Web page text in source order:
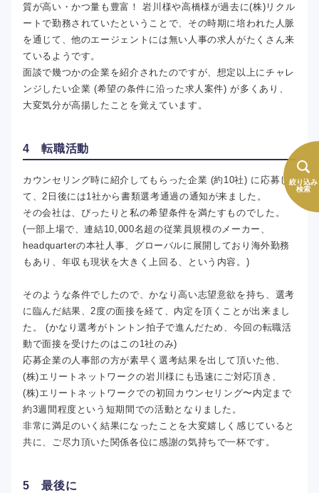
絞り込み
検索
質が高い・かつ量も豊富！ 岩川様や高橋様が過去に(株)リクル
ートで勤務されていたということで、その時期に培われた人脈
を通じて、他のエージェントには無い人事の求人がたくさん来
ているようです。
面談で幾つかの企業を紹介されたのですが、想定以上にチャレ
ンジしたい企業 (希望の条件に沿った求人案件) が多くあり、
大変気分が高揚したことを覚えています。
4 転職活動
カウンセリング時に紹介してもらった企業 (約10社) に応募し
て、2日後には1社から書類選考通過の通知が来ました。
その会社は、ぴったりと私の希望条件を満たすものでした。
(一部上場で、連結10,000名超の従業員規模のメーカー、
headquarterの本社人事、グローバルに展開しており海外勤務
もあり、年収も現状を大きく上回る、という内容。)
そのような条件でしたので、かなり高い志望意欲を持ち、選考
に臨んだ結果、2度の面接を経て、内定を頂くことが出来まし
た。 (かなり選考がトントン拍子で進んだため、今回の転職活
動で面接を受けたのはこの1社のみ)
応募企業の人事部の方が素早く選考結果を出して頂いた他、
(株)エリートネットワークの岩川様にも迅速にご対応頂き、
(株)エリートネットワークでの初回カウンセリング〜内定まで
約3週間程度という短期間での活動となりました。
非常に満足のいく結果になったことを大変嬉しく感じていると
共に、ご尽力頂いた関係各位に感謝の気持ちで一杯です。
5 最後に